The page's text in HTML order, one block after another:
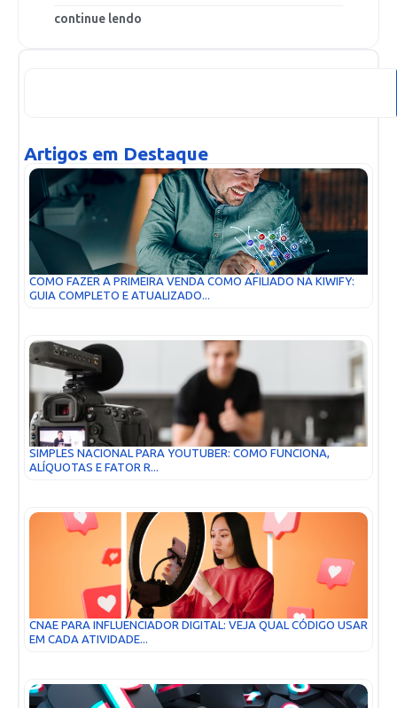
continue lendo
Artigos em Destaque
COMO FAZER A PRIMEIRA VENDA COMO AFILIADO NA KIWIFY:
GUIA COMPLETO E ATUALIZADO...
SIMPLES NACIONAL PARA YOUTUBER: COMO FUNCIONA,
ALÍQUOTAS E FATOR R...
CNAE PARA INFLUENCIADOR DIGITAL: VEJA QUAL CÓDIGO USAR
EM CADA ATIVIDADE...